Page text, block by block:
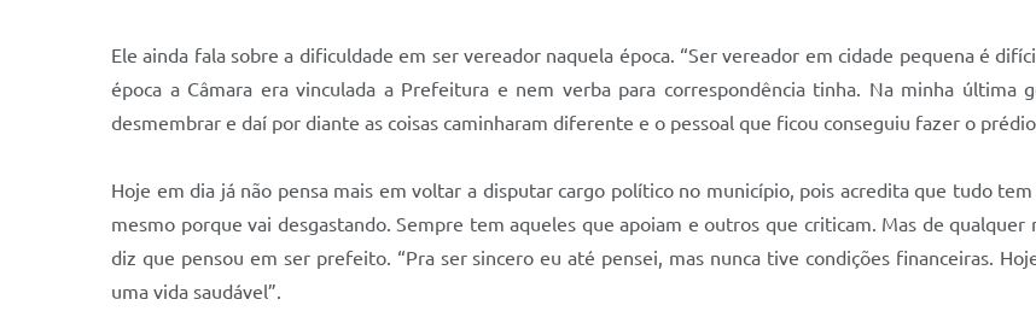
Ele ainda fala sobre a dificuldade em ser vereador naquela época. “Ser vereador em cidade pequena é
época a Câmara era vinculada a Prefeitura e nem verba para correspondência tinha. Na minha última
desmembrar e daí por diante as coisas caminharam diferente e o pessoal que ficou conseguiu fazer o
Hoje em dia já não pensa mais em voltar a disputar cargo político no município, pois acredita que tudo
mesmo porque vai desgastando. Sempre tem aqueles que apoiam e outros que criticam. Mas de qualquer
diz que pensou em ser prefeito. “Pra ser sincero eu até pensei, mas nunca tive condições financeiras.
uma vida saudável”.